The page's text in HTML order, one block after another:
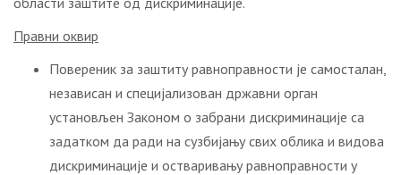
Правни оквир
Повереник за заштиту равноправности је самосталан,
независан и специјализован државни орган
установљен Законом о забрани дискриминације са
задатком да ради на сузбијању свих облика и видова
дискриминације и остваривању равноправности у